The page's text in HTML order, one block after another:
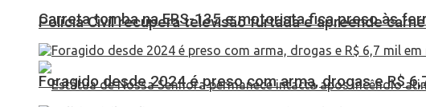
Polícia Civil recupera televisão furtada e apreende
Carreta tomba na ERS-135 e motorista fica preso às
Foragido desde 2024 é preso com arma, drogas e R$